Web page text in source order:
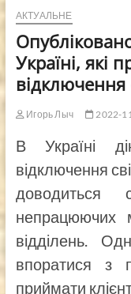
АКТУАЛЬНЕ
Україні, які
відключення
Игорь Лыч 2022-
В Україні
відключення
доводиться
непрацюючих
відділень.
впоратися з
приймати